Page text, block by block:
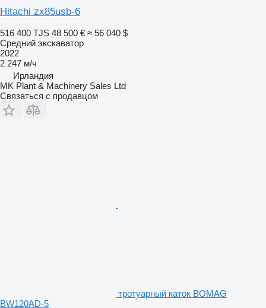
Hitachi zx85usb-6
516 400 TJS 48 500 € ≈ 56 040 $
Средний экскаватор
2022
2 247 м/ч
Ирландия
MK Plant & Machinery Sales Ltd
Связаться с продавцом
тротуарный каток BOMAG
BW120AD-5